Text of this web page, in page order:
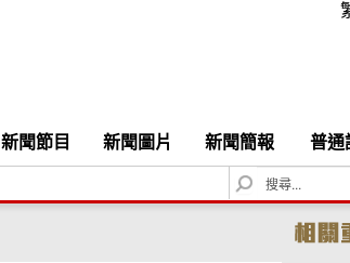
新聞節目 新聞圖片 新聞簡報 普通
S
e